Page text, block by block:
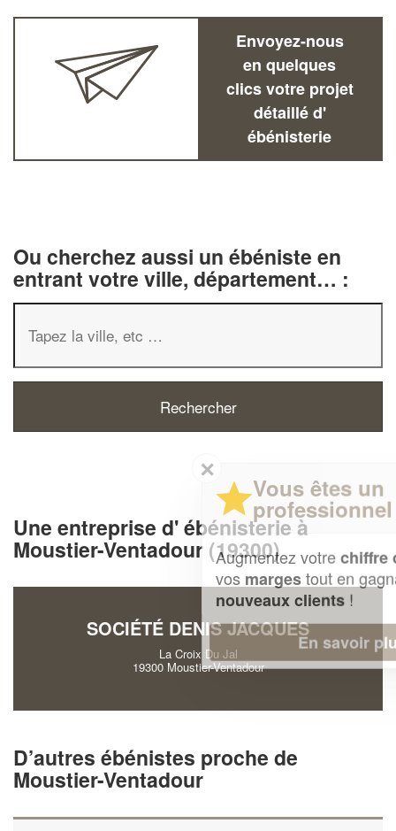
Envoyez-nous
en quelques
clics votre projet
détaillé d'
ébénisterie
Ou cherchez aussi un ébéniste en
entrant votre ville, département… :
Une entreprise d' ébénisterie à
Moustier-Ventadour (19300)
SOCIÉTÉ DENIS JACQUES
La Croix Du Jal
19300 Moustier-Ventadour
D’autres ébénistes proche de
Moustier-Ventadour
Vous êtes un
professionnel ?
Augmentez votrechiffre d'affaireset
tout en gagnant de
nouveaux clients!
En savoir plus